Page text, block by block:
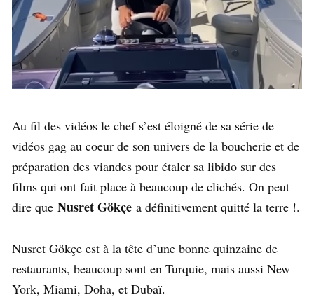
Au fil des vidéos le chef s’est éloigné de sa série de
vidéos gag au coeur de son univers de la boucherie et de
préparation des viandes pour étaler sa libido sur des
films qui ont fait place à beaucoup de clichés. On peut
dire que Nusret Gökçe a définitivement quitté la terre !.
Nusret Gökçe est à la tête d’une bonne quinzaine de
restaurants, beaucoup sont en Turquie, mais aussi New
York, Miami, Doha, et Dubaï.